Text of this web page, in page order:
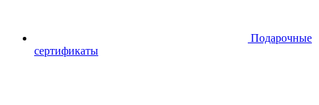
Подарочные
сертификаты